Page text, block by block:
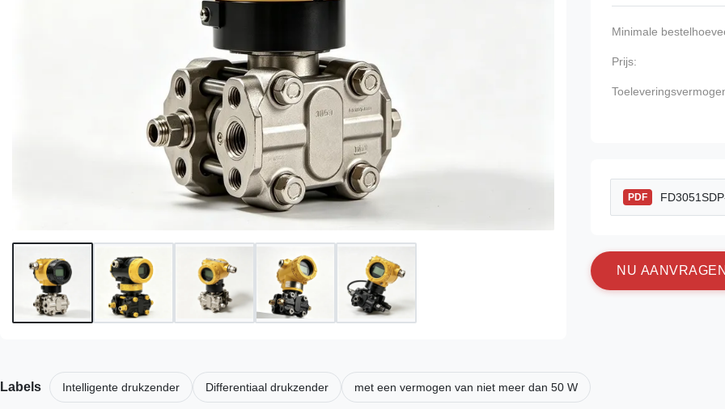
Minimale
Prijs:
PDF
N U AA NVRAGE N
Labels Intelligente drukzender Differentiaal drukzender met een vermogen van niet meer dan 50 W